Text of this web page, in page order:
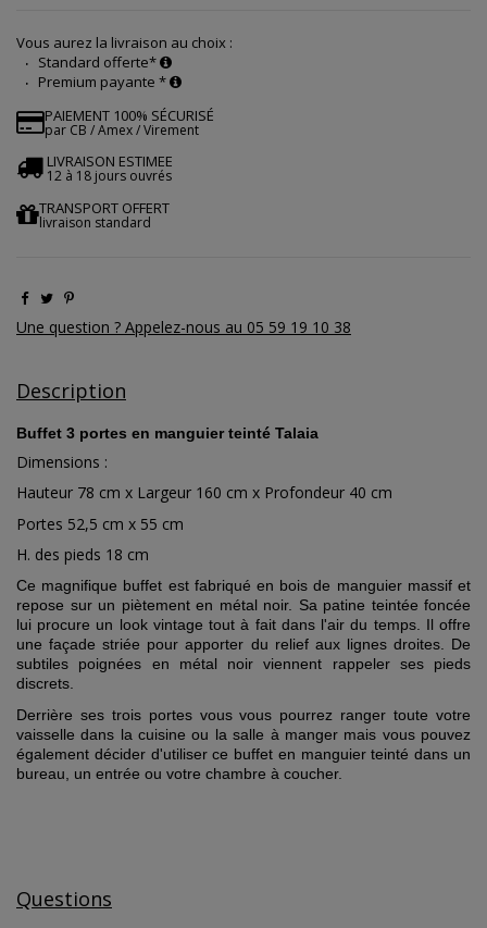
Vous aurez la livraison au choix :
Standard offerte*
Premium payante *
PAIEMENT 100% SÉCURISÉ
par CB / Amex / Virement
LIVRAISON ESTIMEE
12 à 18 jours ouvrés
TRANSPORT OFFERT
livraison standard
Une question ? Appelez-nous au 05 59 19 10 38
Description
Buffet 3 portes en manguier teinté Talaia
Dimensions :
Hauteur 78 cm x Largeur 160 cm x Profondeur 40 cm
Portes 52,5 cm x 55 cm
H. des pieds 18 cm
Ce magnifique buffet est fabriqué en bois de manguier massif et
repose sur un piètement en métal noir. Sa patine teintée foncée
lui procure un look vintage tout à fait dans l'air du temps. Il offre
une façade striée pour apporter du relief aux lignes droites. De
subtiles poignées en métal noir viennent rappeler ses pieds
discrets.
Derrière ses trois portes vous vous pourrez ranger toute votre
vaisselle dans la cuisine ou la salle à manger mais vous pouvez
également décider d'utiliser ce buffet en manguier teinté dans un
bureau, un entrée ou votre chambre à coucher.
Questions